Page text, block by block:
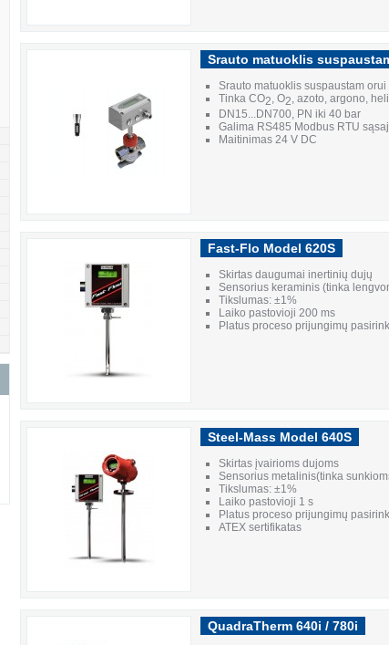
Srauto matuoklis
Srauto matuoklis suspaustam
Tinka CO2, O2, azoto, argono,
DN15...DN700, PN iki 40 bar
Galima RS485 Modbus RTU
Maitinimas 24 V DC
Fast-Flo Model 620S
Skirtas daugumai inertinių dujų
Sensorius keraminis (tinka
Tikslumas: ±1%
Laiko pastovioji 200 ms
Platus proceso prijungimų
Steel-Mass Model 640S
Skirtas įvairioms dujoms
Sensorius metalinis(tinka
Tikslumas: ±1%
Laiko pastovioji 1 s
Platus proceso prijungimų
ATEX sertifikatas
QuadraTherm 640i / 780i